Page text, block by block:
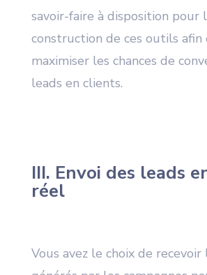
savoir-faire à disposition pour
construction de ces outils afin
maximiser les chances de
leads en clients.
III. Envoi des leads
réel
Vous avez le choix de recevoir